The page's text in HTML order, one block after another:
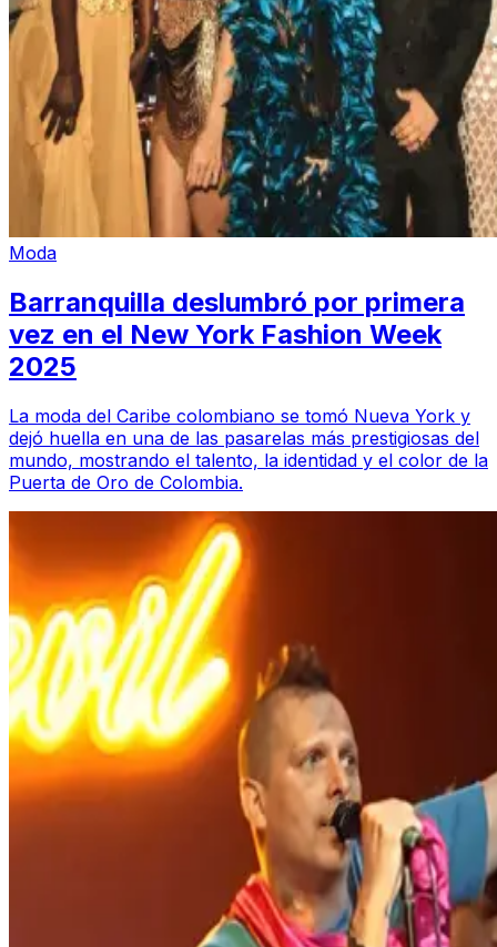
Moda
Barranquilla deslumbró por primera
vez en el New York Fashion Week
2025
La moda del Caribe colombiano se tomó Nueva York y
dejó huella en una de las pasarelas más prestigiosas del
mundo, mostrando el talento, la identidad y el color de la
Puerta de Oro de Colombia.